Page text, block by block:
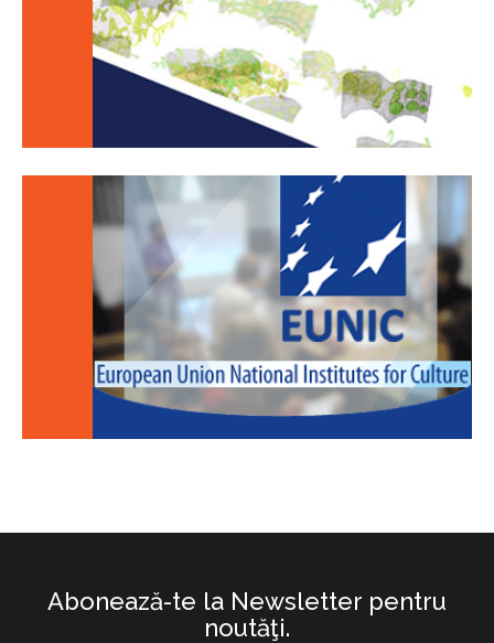
Abonează-te la Newsletter pentru
noutăţi.